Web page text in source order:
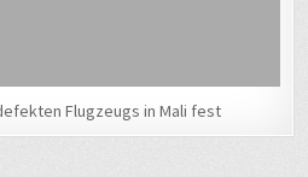
Flugzeugs in Mali fest